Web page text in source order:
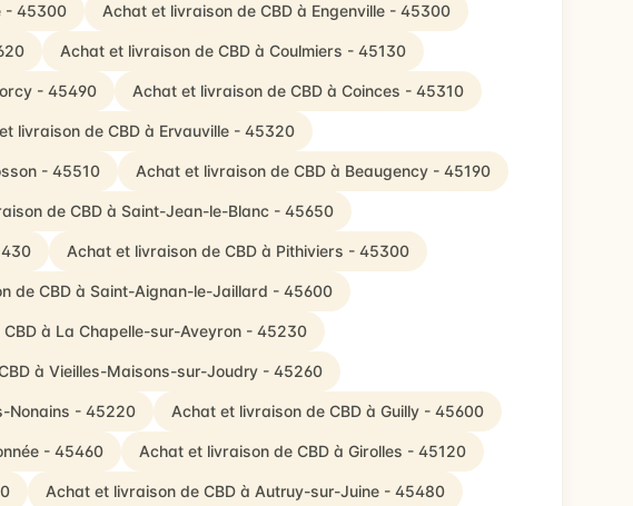
- 45300 Achat et livraison de CBD à Engenville - 45300
Achat et livraison de CBD à Coulmiers - 45130
- 45490 Achat et livraison de CBD à Coinces - 45310
livraison de CBD à Ervauville - 45320
- 45510 Achat et livraison de CBD à Beaugency - 45190
de CBD à Saint-Jean-le-Blanc - 45650
Achat et livraison de CBD à Pithiviers - 45300
de CBD à Saint-Aignan-le-Jaillard - 45600
à La Chapelle-sur-Aveyron - 45230
à Vieilles-Maisons-sur-Joudry - 45260
Nonains - 45220 Achat et livraison de CBD à Guilly - 45600
- 45460 Achat et livraison de CBD à Girolles - 45120
Achat et livraison de CBD à Autruy-sur-Juine - 45480